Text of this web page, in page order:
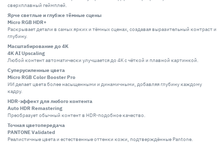
сверхплавный геймплей.
Ярче светлые и глубже тёмные сцены
Micro RGB HDR+
Раскрывает детали в самых ярких и тёмных сценах, создавая выразительный контраст и
глубину.
Масштабирование до 4K
4K AI Upscaling
Любой контент автоматически улучшается до 4K с чёткой и плавной картинкой.
Суперусиленные цвета
Micro RGB Color Booster Pro
ИИ делает цвета более насыщенными и динамичными, добавляя глубину каждому
кадру.
HDR-эффект для любого контента
Auto HDR Remastering
Преобразует обычный контент в HDR-подобное качество.
Точная цветопередача
PANTONE Validated
Реалистичные цвета и естественные оттенки кожи, подтверждённые Pantone.